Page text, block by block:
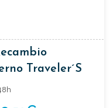
Traveler´s